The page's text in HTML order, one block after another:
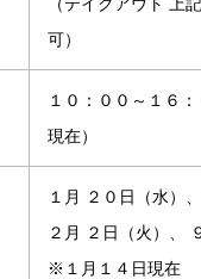
可）
１０：００～１６
現在）
１月 ２０日（水）
２月 ２日（火）、
※１月１４日現在